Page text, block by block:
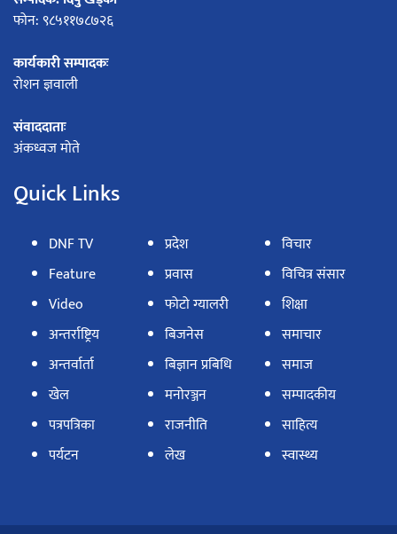
फोन: ९८५११७८७२६
कार्यकारी सम्पादकः
रोशन ज्ञवाली
संवाददाताः
अंकध्वज मोते
Quick Links
DNF TV
Feature
Video
अन्तर्राष्ट्रिय
अन्तर्वार्ता
खेल
पत्रपत्रिका
पर्यटन
प्रदेश
प्रवास
फोटो ग्यालरी
बिजनेस
बिज्ञान प्रबिधि
मनोरञ्जन
राजनीति
लेख
विचार
विचित्र संसार
शिक्षा
समाचार
समाज
सम्पादकीय
साहित्य
स्वास्थ्य